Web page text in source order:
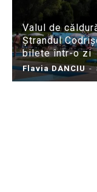
Valul de
Ștrandul
bilete într-o zi
Flavia DANCIU -